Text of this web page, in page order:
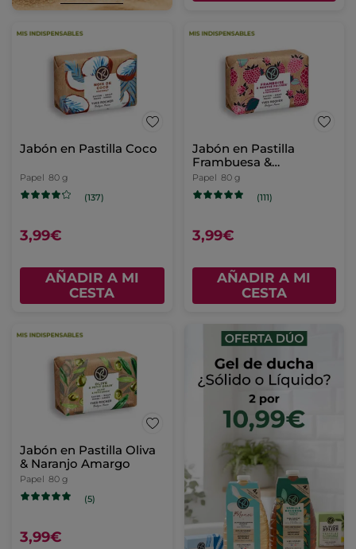
Jabón en Pastilla Coco
Papel 80 g
(137)
3,99€
AÑADIR A MI
CESTA
Jabón en Pastilla
Frambuesa &
Hierbabuena
Papel 80 g
(111)
3,99€
AÑADIR A MI
CESTA
Jabón en Pastilla Oliva
& Naranjo Amargo
Papel 80 g
(5)
3,99€